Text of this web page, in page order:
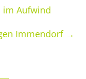
im Aufwind
Immendorf →